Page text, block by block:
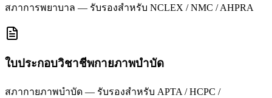
สภาการพยาบาล — รับรองสำหรับ NCLEX / NMC / AHPRA
ใบประกอบวิชาชีพกายภาพบำบัด
สภากายภาพบำบัด — รับรองสำหรับ APTA / HCPC /